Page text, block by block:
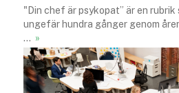
"Din chef är psykopat” är en rubrik
ungefär hundra gånger genom
… »